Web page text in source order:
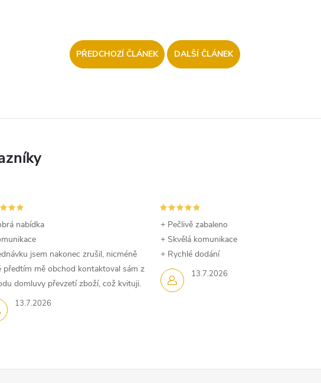
PŘEDCHOZÍ ČLÁNEK DALŠÍ ČLÁNEK
13.7.2026
nabídka
jsem nakonec zrušil, nicméně
předtím mě obchod kontaktoval sám z
domluvy převzetí zboží, což kvituji.
13.7.2026
+ Pečlivě zabaleno
+ Skvělá komunikace
+ Rychlé dodání